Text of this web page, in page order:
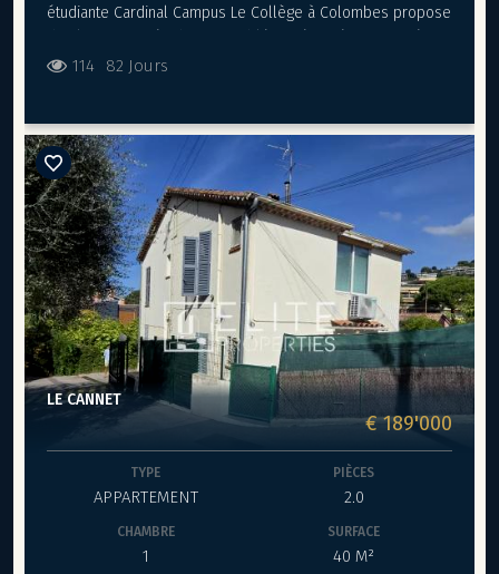
étudiante Cardinal Campus Le Collège à Colombes propose
d'une kitchenette. un coin nuit. un coin bureau ainsi qu’une
internet gratuite. Idéal pour les étudiants de Nanterre. dans
le nouveau quartier de Colombes. proche de la Défense. la
résidence est à proximité des commerces. de la ligne de
tramway T2 arrêt Victor Basch permettant de rejoindre
facilement le centre de Paris. ainsi que le quartier d'affaires
de La Défense (15min) et l'Université de Nanterre (20 min)
Les informations sur les risques auxquels ce bien est
exposé sont disponibles sur le site Géorisques :
georisques.gouv.fr
114 82 Jours
LE CANNET
€ 189'000
TYPE
APPARTEMENT
PIÈCES
2.0
CHAMBRE
1
SURFACE
40 M²